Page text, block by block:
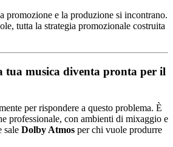
promozione e la produzione si incontrano.
tutta la strategia promozionale costruita
tua musica diventa pronta per il
per rispondere a questo problema. È
professionale, con ambienti di mixaggio e
sale Dolby Atmos per chi vuole produrre